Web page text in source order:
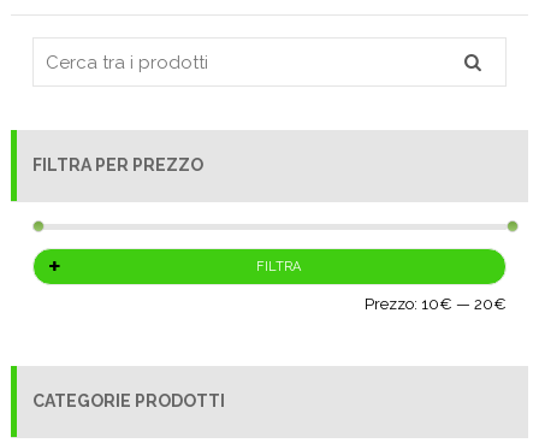
FILTRA PER PREZZO
FILTRA
Prezzo: 10€ — 20€
CATEGORIE PRODOTTI